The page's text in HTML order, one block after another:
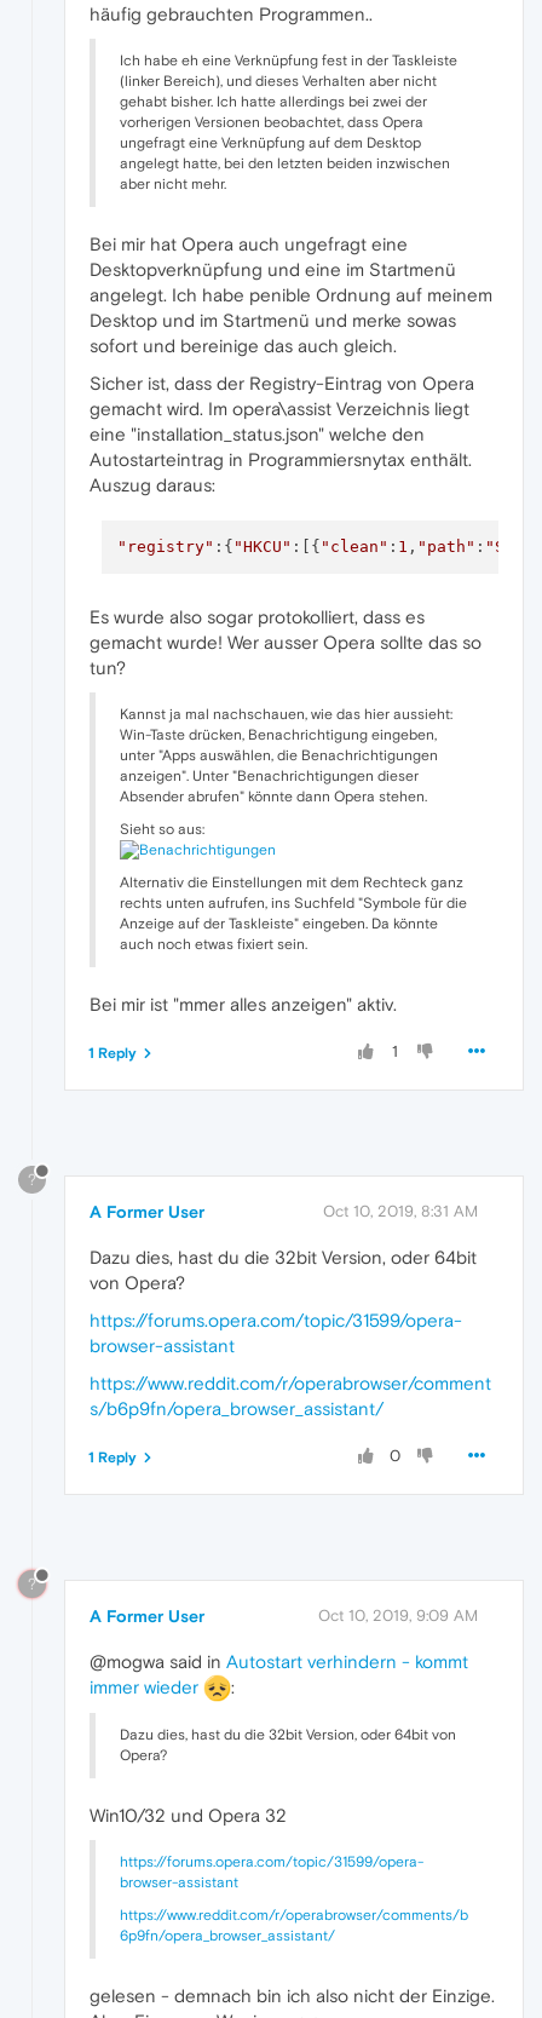
häufig gebrauchten Programmen..
Ich habe eh eine Verknüpfung fest in der Taskleiste
(linker Bereich), und dieses Verhalten aber nicht
gehabt bisher. Ich hatte allerdings bei zwei der
vorherigen Versionen beobachtet, dass Opera
ungefragt eine Verknüpfung auf dem Desktop
angelegt hatte, bei den letzten beiden inzwischen
aber nicht mehr.
Bei mir hat Opera auch ungefragt eine
Desktopverknüpfung und eine im Startmenü
angelegt. Ich habe penible Ordnung auf meinem
Desktop und im Startmenü und merke sowas
sofort und bereinige das auch gleich.
Sicher ist, dass der Registry-Eintrag von Opera
gemacht wird. Im opera\assist Verzeichnis liegt
eine "installation_status.json" welche den
Autostarteintrag in Programmiersnytax enthält.
Auszug daraus:
"registry" :{ "HKCU" :[{ "clean" : 1 , "path" :
Es wurde also sogar protokolliert, dass es
gemacht wurde! Wer ausser Opera sollte das so
tun?
Kannst ja mal nachschauen, wie das hier aussieht:
Win-Taste drücken, Benachrichtigung eingeben,
unter "Apps auswählen, die Benachrichtigungen
anzeigen". Unter "Benachrichtigungen dieser
Absender abrufen" könnte dann Opera stehen.
Sieht so aus:
Alternativ die Einstellungen mit dem Rechteck ganz
rechts unten aufrufen, ins Suchfeld "Symbole für die
Anzeige auf der Taskleiste" eingeben. Da könnte
auch noch etwas fixiert sein.
Bei mir ist "mmer alles anzeigen" aktiv.
1
1 Reply
?
A Former User Oct 10, 2019, 8:31 AM
Dazu dies, hast du die 32bit Version, oder 64bit
von Opera?
https://forums.opera.com/topic/31599/opera-
browser-assistant
https://www.reddit.com/r/operabrowser/comment
s/b6p9fn/opera_browser_assistant/
0
1 Reply
?
A Former User Oct 10, 2019, 9:09 AM
@mogwa said in Autostart verhindern - kommt
immer wieder
:
Dazu dies, hast du die 32bit Version, oder 64bit von
Opera?
Win10/32 und Opera 32
https://forums.opera.com/topic/31599/opera-
browser-assistant
https://www.reddit.com/r/operabrowser/comments/b
6p9fn/opera_browser_assistant/
gelesen - demnach bin ich also nicht der Einzige.